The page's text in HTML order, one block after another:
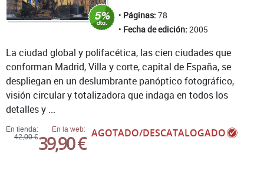
Páginas: 78
Fecha de edición: 2005
En tienda:
42,00 €
En la web:
39,90 € AGOTADO/DESCATALOGADO
La ciudad global y polifacética, las cien ciudades que
conforman Madrid, Villa y corte, capital de España, se
despliegan en un deslumbrante panóptico fotográfico,
visión circular y totalizadora que indaga en todos los
detalles y ...